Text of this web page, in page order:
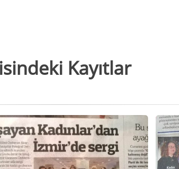
Kayıtlar